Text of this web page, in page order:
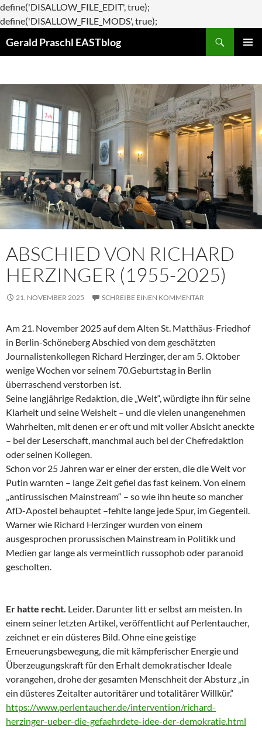
define('DISALLOW_FILE_EDIT', true);
define('DISALLOW_FILE_MODS', true);
Gerald Praschl EASTblog
ABSCHIED VON RICHARD
HERZINGER (1955-2025)
21. NOVEMBER 2025 SCHREIBE EINEN KOMMENTAR
Am 21. November 2025 auf dem Alten St. Matthäus-Friedhof
in Berlin-Schöneberg Abschied von dem geschätzten
Journalistenkollegen Richard Herzinger, der am 5. Oktober
wenige Wochen vor seinem 70.Geburtstag in Berlin
überraschend verstorben ist.
Seine langjährige Redaktion, die „Welt“, würdigte ihn für seine
Klarheit und seine Weisheit – und die vielen unangenehmen
Wahrheiten, mit denen er er oft und mit voller Absicht aneckte
– bei der Leserschaft, manchmal auch bei der Chefredaktion
oder seinen Kollegen.
Schon vor 25 Jahren war er einer der ersten, die die Welt vor
Putin warnten – lange Zeit gefiel das fast keinem. Von einem
„antirussischen Mainstream“ – so wie ihn heute so mancher
AfD-Apostel behauptet –fehlte lange jede Spur, im Gegenteil.
Warner wie Richard Herzinger wurden von einem
ausgesprochen prorussischen Mainstream in Politikk und
Medien gar lange als vermeintlich russophob oder paranoid
gescholten.
Er hatte recht. Leider. Darunter litt er selbst am meisten. In
einem seiner letzten Artikel, veröffentlicht auf Perlentaucher,
zeichnet er ein düsteres Bild. Ohne eine geistige
Erneuerungsbewegung, die mit kämpferischer Energie und
Überzeugungskraft für den Erhalt demokratischer Ideale
vorangehen, drohe der gesamten Menschheit der Absturz „in
ein düsteres Zeitalter autoritärer und totalitärer Willkür.“
https://www.perlentaucher.de/intervention/richard-
herzinger-ueber-die-gefaehrdete-idee-der-demokratie.html